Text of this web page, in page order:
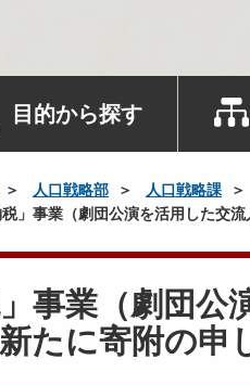
目的から探す
人口戦略部 人口戦略課
税」事業（劇団公演を活用した交
事業（劇団
たに寄附の申